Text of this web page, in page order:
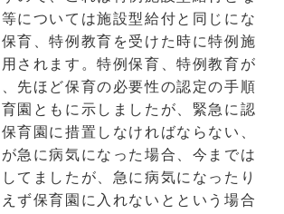
については施設型給付と同じにな
育、特例教育を受けた時に特例施
されます。特例保育、特例教育が
先ほど保育の必要性の認定の手順
園ともに示しましたが、緊急に認
育園に措置しなければならない、
急に病気になった場合、今までは
てましたが、急に病気になったり
ず保育園に入れないとという場合